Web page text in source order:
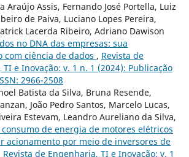
Araújo Assis, Fernando José Portella, Luiz
de Paiva, Luciano Lopes Pereira,
Lacerda Ribeiro, Adriano Dawison
no DNA das empresas: sua
com ciência de dados , Revista de
e Inovação: v. 1 n. 1 (2024): Publicação
2966-2508
Batista da Silva, Bruna Resende,
João Pedro Santos, Marcelo Lucas,
Estevam, Leandro Aureliano da Silva,
consumo de energia de motores elétricos
acionamento por meio de inversores de
Revista de Engenharia, TI e Inovação: v. 1